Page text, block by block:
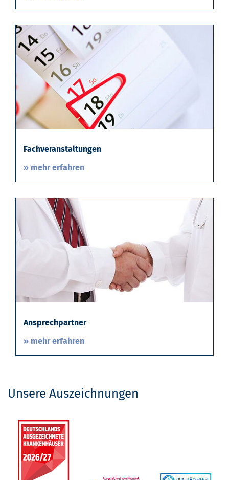
Fachveranstaltungen
» mehr erfahren
Ansprechpartner
» mehr erfahren
Unsere Auszeichnungen